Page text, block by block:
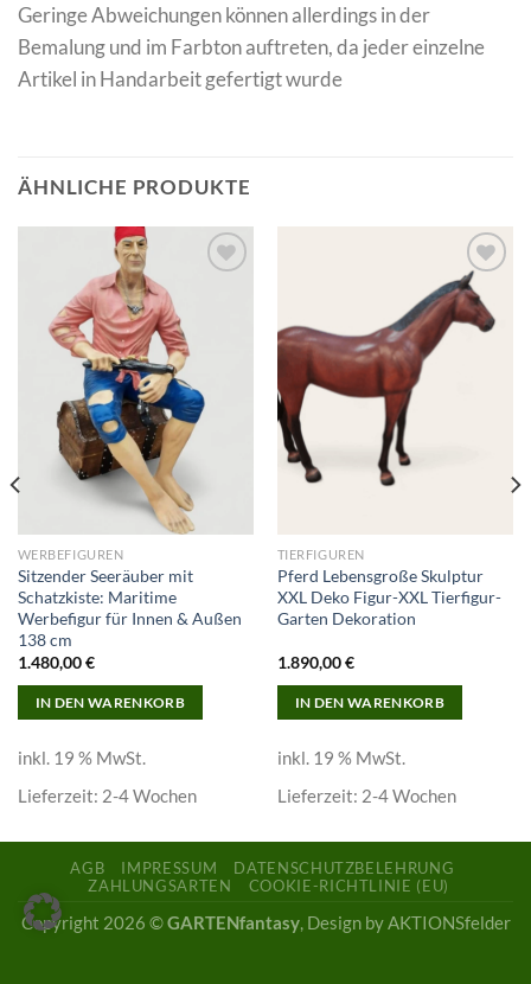
Geringe Abweichungen können allerdings in der
Bemalung und im Farbton auftreten, da jeder einzelne
Artikel in Handarbeit gefertigt wurde
ÄHNLICHE PRODUKTE
WERBEFIGUREN
Sitzender Seeräuber mit
Schatzkiste: Maritime
Werbefigur für Innen & Außen
138 cm
1.480,00€
IN DEN WARENKORB
inkl. 19 % MwSt.
Lieferzeit: 2-4 Wochen
Add to
TIERFIGUREN
Pferd Lebensgroße Skulptur
XXL Deko Figur-XXL Tierfigur-
Garten Dekoration
1.890,00€
IN DEN WARENKORB
inkl. 19 % MwSt.
Lieferzeit: 2-4 Wochen
AGB IMPRESSUM
DATENSCHUTZBELEHRUNG
ZAHLUNGSARTEN
COOKIE-RICHTLINIE (EU)
Copyright 2026 ©GARTENfantasy, Design by AKTIONSfelder